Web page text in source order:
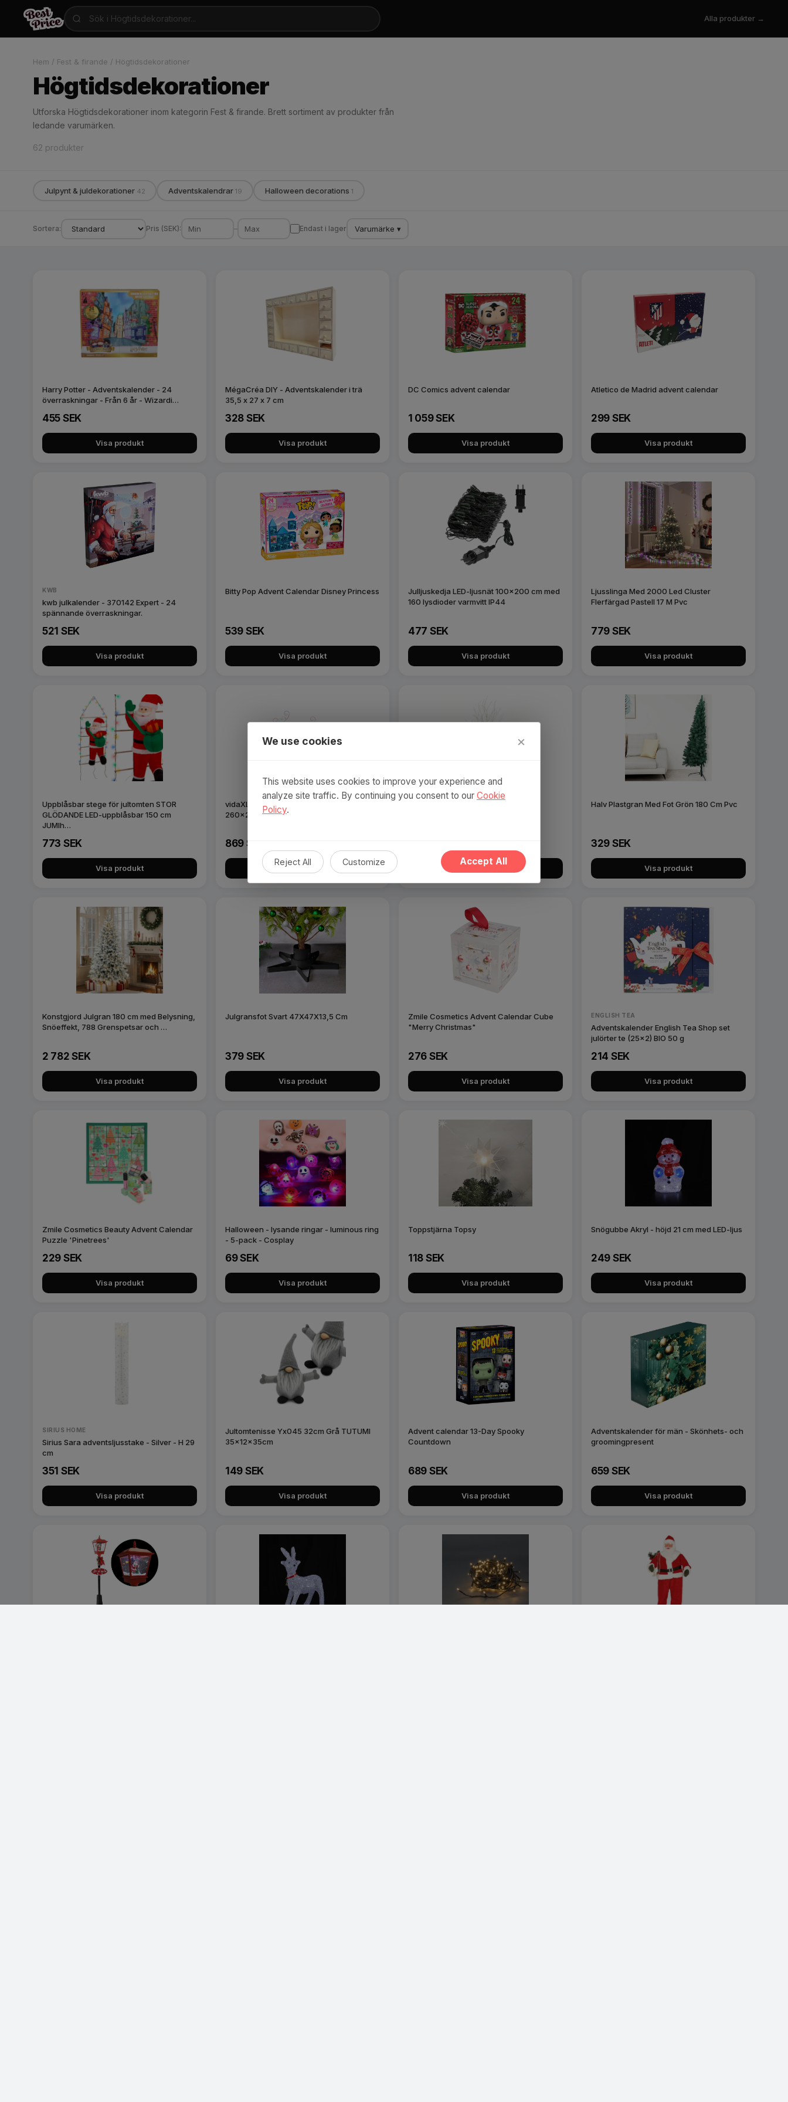
Alla produkter →
Hem / Fest & firande / Högtidsdekorationer
Högtidsdekorationer
Utforska Högtidsdekorationer inom kategorin Fest & firande. Brett sortiment av produkter från
ledande varumärken.
62 produkter
Julpynt & juldekorationer 42 Adventskalendrar 19 Halloween decorations 1
Sortera: Pris (SEK): – Endast i lager Varumärke ▾
Harry Potter - Adventskalender - 24
överraskningar - Från 6 år - Wizardi…
455 SEK
Visa produkt
MégaCréa DIY - Adventskalender i trä
35,5 x 27 x 7 cm
328 SEK
Visa produkt
DC Comics advent calendar
1 059 SEK
Visa produkt
Atletico de Madrid advent calendar
299 SEK
Visa produkt
KWB
kwb julkalender - 370142 Expert - 24
spännande överraskningar.
521 SEK
Visa produkt
Bitty Pop Advent Calendar Disney Princess
539 SEK
Visa produkt
Julljuskedja LED-ljusnät 100x200 cm med
160 lysdioder varmvitt IP44
477 SEK
Visa produkt
Ljusslinga Med 2000 Led Cluster
Flerfärgad Pastell 17 M Pvc
779 SEK
Visa produkt
Uppblåsbar stege för jultomten STOR
GLÖDANDE LED-uppblåsbar 150 cm
JUMIh…
773 SEK
Visa produkt
vidaXL Flygande julrenar och släde akryl
260x21x87 cm färgglad
869 SEK
Visa produkt Visa produkt
Halv Plastgran Med Fot Grön 180 Cm Pvc
329 SEK
Visa produkt
Konstgjord Julgran 180 cm med Belysning,
Snöeffekt, 788 Grenspetsar och …
2 782 SEK
Visa produkt
Julgransfot Svart 47X47X13,5 Cm
379 SEK
Visa produkt
Zmile Cosmetics Advent Calendar Cube
"Merry Christmas"
276 SEK
Visa produkt
ENGLISH TEA
Adventskalender English Tea Shop set
julörter te (25x2) BIO 50 g
214 SEK
Visa produkt
Zmile Cosmetics Beauty Advent Calendar
Puzzle 'Pinetrees'
229 SEK
Visa produkt
Halloween - lysande ringar - luminous ring
- 5-pack - Cosplay
69 SEK
Visa produkt
Toppstjärna Topsy
118 SEK
Visa produkt
Snögubbe Akryl - höjd 21 cm med LED-ljus
249 SEK
Visa produkt
SIRIUS HOME
Sirius Sara adventsljusstake - Silver - H 29
cm
351 SEK
Visa produkt
Jultomtenisse Yx045 32cm Grå TUTUMI
35x12x35cm
149 SEK
Visa produkt
Advent calendar 13-Day Spooky
Countdown
689 SEK
Visa produkt
Adventskalender för män - Skönhets- och
groomingpresent
659 SEK
Visa produkt
We use cookies ×
This website uses cookies to improve your experience and
analyze site traffic. By continuing you consent to our Cookie
Policy.
Reject All Customize Accept All